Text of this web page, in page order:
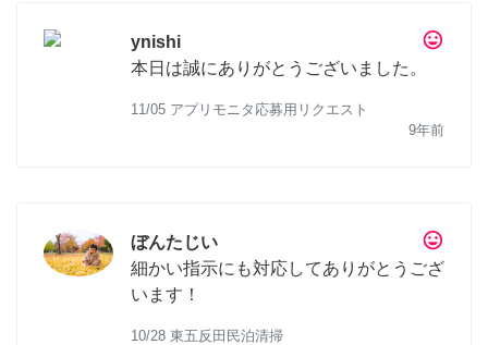
tag_faces
ynishi
本日は誠にありがとうございました。
11/05 アプリモニタ応募用リクエスト
9年前
tag_faces
ぼんたじい
細かい指示にも対応してありがとうござ
います！
10/28 東五反田民泊清掃